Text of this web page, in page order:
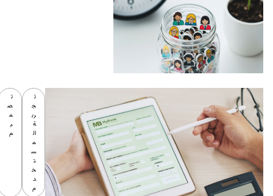
ت
ج
رب
ة
ال
م
س
ت
خ
د
م
ت
ص
م
ي
م